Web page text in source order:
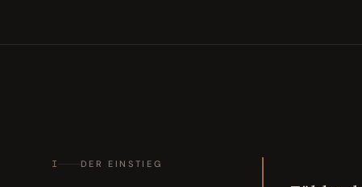
I DER EINSTIEG